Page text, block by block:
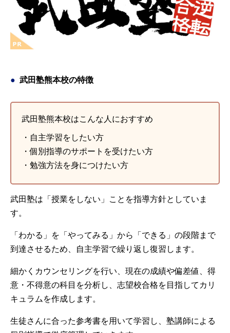
武田塾熊本校の特徴
武田塾熊本校はこんな人におすすめ
・自主学習をしたい方
・個別指導のサポートを受けたい方
・勉強方法を身につけたい方
武田塾は「授業をしない」ことを指導方針としていま
す。
「わかる」を「やってみる」から「できる」の段階まで
到達させるため、自主学習で繰り返し復習します。
細かくカウンセリングを行い、現在の成績や偏差値、得
意・不得意の科目を分析し、志望校合格を目指してカリ
キュラムを作成します。
生徒さんに合った参考書を用いて学習し、塾講師による